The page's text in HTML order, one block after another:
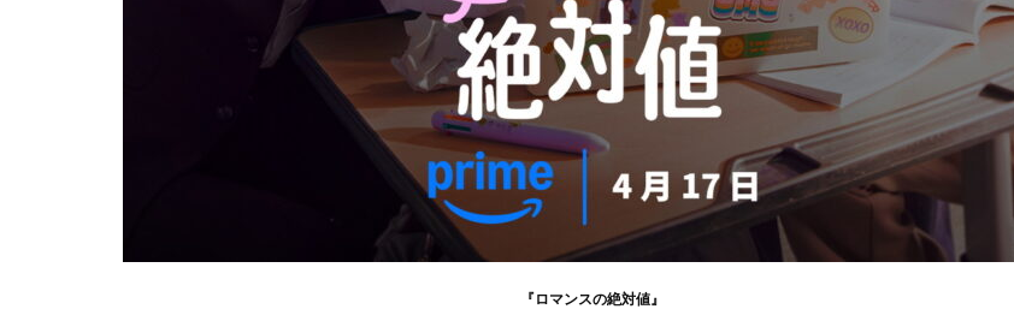
『ロマンスの絶対値』